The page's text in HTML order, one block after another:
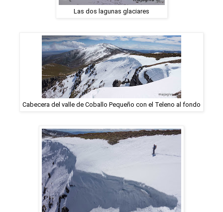
Las dos lagunas glaciares
Cabecera del valle de Coballo Pequeño con el Teleno al fondo